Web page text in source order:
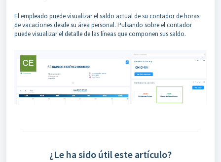
El empleado puede visualizar el saldo actual de su contador de horas
de vacaciones desde su área personal. Pulsando sobre el contador
puede visualizar el detalle de las líneas que componen sus saldo.
¿Le ha sido útil este artículo?